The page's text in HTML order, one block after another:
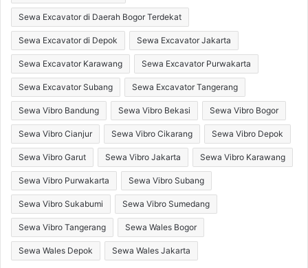
Sewa Excavator di Daerah Bogor Terdekat
Sewa Excavator di Depok Sewa Excavator Jakarta
Sewa Excavator Karawang Sewa Excavator Purwakarta
Sewa Excavator Subang Sewa Excavator Tangerang
Sewa Vibro Bandung Sewa Vibro Bekasi Sewa Vibro Bogor
Sewa Vibro Cianjur Sewa Vibro Cikarang Sewa Vibro Depok
Sewa Vibro Garut Sewa Vibro Jakarta Sewa Vibro Karawang
Sewa Vibro Purwakarta Sewa Vibro Subang
Sewa Vibro Sukabumi Sewa Vibro Sumedang
Sewa Vibro Tangerang Sewa Wales Bogor
Sewa Wales Depok Sewa Wales Jakarta